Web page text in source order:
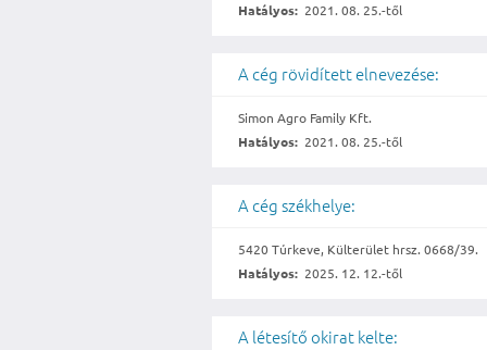
Hatályos: 2021. 08. 25.-től
A cég rövidített elnevezése:
Simon Agro Family Kft.
Hatályos: 2021. 08. 25.-től
A cég székhelye:
5420 Túrkeve, Külterület hrsz. 0668/39.
Hatályos: 2025. 12. 12.-től
A létesítő okirat kelte: